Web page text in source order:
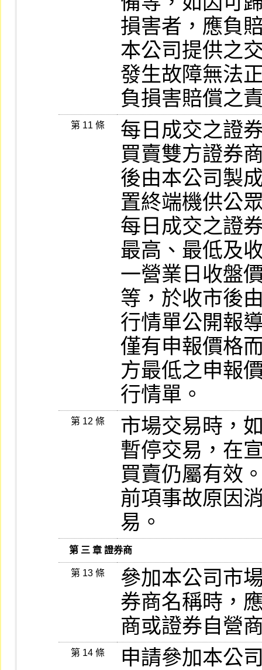
損害者，應負
本公司提供之
發生故障無法
負損害賠償之
第 11 條
每日成交之證
買賣雙方證券
後由本公司製
置終端機供公
每日成交之證
最高、最低及
一營業日收盤
等，於收市後
行情單公開報
僅有申報價格
方最低之申報
行情單。
第 12 條
市場交易時，
暫停交易，在
買賣仍屬有效
前項事故原因
易。
   第 三 章 證券商
第 13 條
參加本公司市
券商名稱時，
商或證券自營
第 14 條
申請參加本公